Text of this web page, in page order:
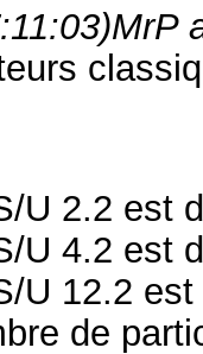
MrP
U 2.2 est
U 4.2 est
U 12.2
de